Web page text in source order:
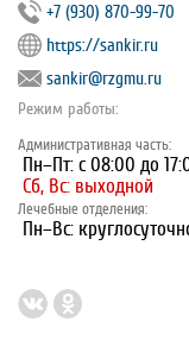
+7 (930) 870-99-70
https://sankir.ru
sankir@rzgmu.ru
Режим работы:
Административная часть:
Пн–Пт: с 08:00 до
Сб, Вс: выходной
Лечебные отделения:
Пн–Вс: